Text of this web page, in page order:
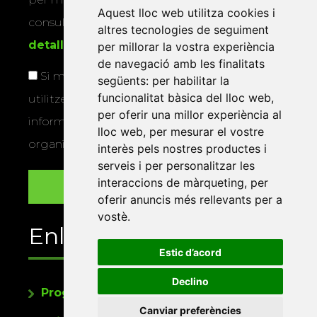
Aquest lloc web utilitza cookies i
altres tecnologies de seguiment
per millorar la vostra experiència
de navegació amb les finalitats
següents: per habilitar la
funcionalitat bàsica del lloc web,
per oferir una millor experiència al
lloc web, per mesurar el vostre
interès pels nostres productes i
serveis i per personalitzar les
interaccions de màrqueting, per
oferir anuncis més rellevants per a
vostè.
Estic d’acord
Declino
Canviar preferències
consultar la
informació addicional i
detallada sobre protecció de dades.
Si marqueu aquesta casella, consentiu que
utilitzem les vostres dades per a enviar-vos
informació sobre els actes i activitats que
organitza la Xarxa Vives.
Enllaços
Programa de publicacions